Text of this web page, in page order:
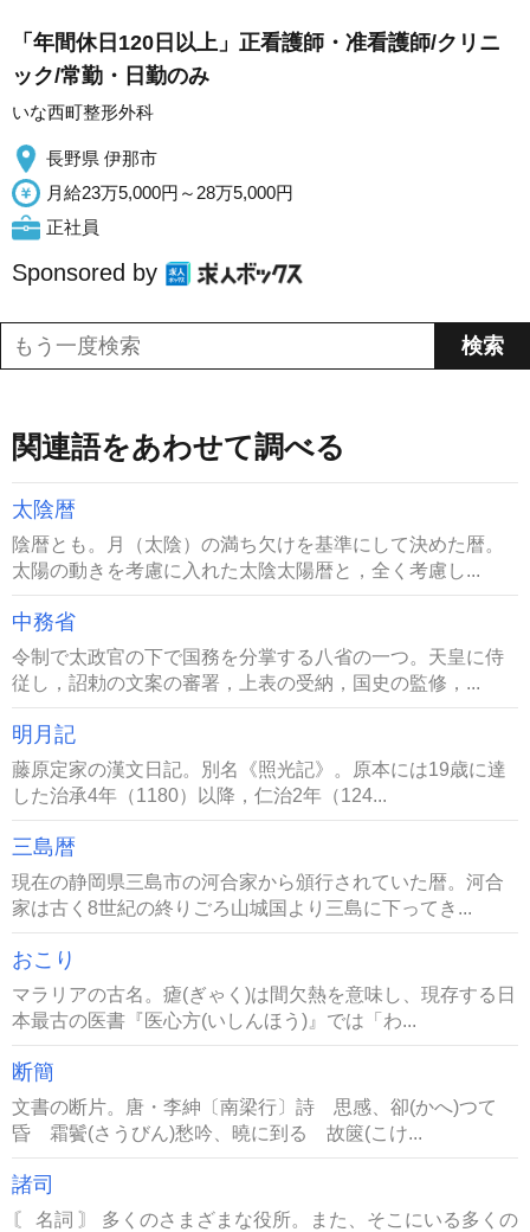
「年間休日120日以上」正看護師・准看護師/クリニ
ック/常勤・日勤のみ
いな西町整形外科
長野県 伊那市
月給23万5,000円～28万5,000円
正社員
Sponsored by
関連語をあわせて調べる
太陰暦
陰暦とも。月（太陰）の満ち欠けを基準にして決めた暦。
太陽の動きを考慮に入れた太陰太陽暦と，全く考慮し...
中務省
令制で太政官の下で国務を分掌する八省の一つ。天皇に侍
従し，詔勅の文案の審署，上表の受納，国史の監修，...
明月記
藤原定家の漢文日記。別名《照光記》。原本には19歳に達
した治承4年（1180）以降，仁治2年（124...
三島暦
現在の静岡県三島市の河合家から頒行されていた暦。河合
家は古く8世紀の終りごろ山城国より三島に下ってき...
おこり
マラリアの古名。瘧(ぎゃく)は間欠熱を意味し、現存する日
本最古の医書『医心方(いしんほう)』では「わ...
断簡
文書の断片。唐・李紳〔南梁行〕詩 思感、卻(かへ)つて
昏 霜鬢(さうびん)愁吟、曉に到る 故篋(こけ...
諸司
〘 名詞 〙 多くのさまざまな役所。また、そこにいる多くの